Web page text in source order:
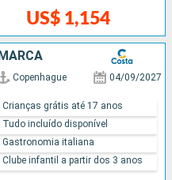
US$ 1,154
Copenhague 04/09/2027
Crianças grátis até 17 anos
Tudo incluído disponível
Gastronomia italiana
Clube infantil a partir dos 3 anos